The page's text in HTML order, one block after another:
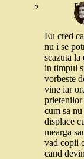
21
Eu cred
nu i se
scazuta la
in timpul
vorbeste
vine iar
cum sa
displace
mearga
vad copii
cand